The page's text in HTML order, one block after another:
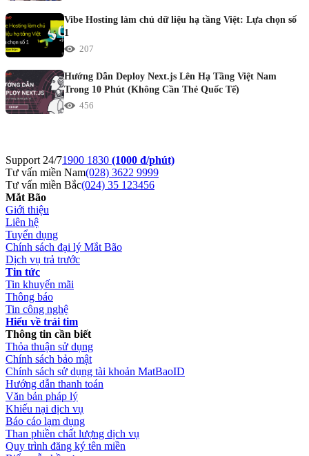
Vibe Hosting làm chủ dữ liệu hạ tầng Việt: Lựa chọn số
1
207
Hướng Dẫn Deploy Next.js Lên Hạ Tầng Việt Nam
Trong 10 Phút (Không Cần Thẻ Quốc Tế)
456
Support 24/71900 1830 (1000 đ/phút)
Tư vấn miền Nam(028) 3622 9999
Tư vấn miền Bắc(024) 35 123456
Mắt Bão
Giới thiệu
Liên hệ
Tuyển dụng
Chính sách đại lý Mắt Bão
Dịch vụ trả trước
Tin tức
Tin khuyến mãi
Thông báo
Tin công nghệ
Hiểu về trái tim
Thông tin cần biết
Thỏa thuận sử dụng
Chính sách bảo mật
Chính sách sử dụng tài khoản MatBaoID
Hướng dẫn thanh toán
Văn bản pháp lý
Khiếu nại dịch vụ
Báo cáo lạm dụng
Than phiền chất lượng dịch vụ
Quy trình đăng ký tên miền